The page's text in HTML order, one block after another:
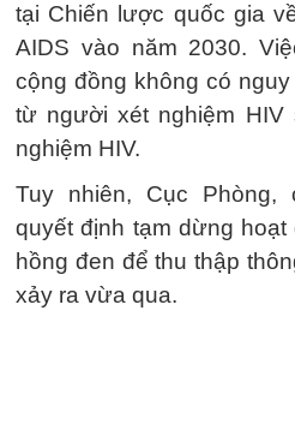
tại Chiến lược quốc gia
AIDS vào năm 2030.
cộng đồng không có
từ người xét nghiệm
nghiệm HIV.
Tuy nhiên, Cục Phòng,
quyết định tạm dừng
hồng đen để thu thập
xảy ra vừa qua.